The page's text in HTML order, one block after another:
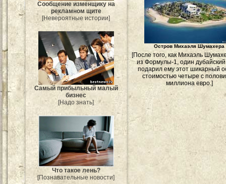
Сообщение изменщику на
рекламном щите
[Невероятные истории]
Самый прибыльный малый
бизнес
[Надо знать]
Что такое лень?
[Познавательные новости]
Остров Михаэля Шумахера
[После того, как Михаэль
из Формулы-1, один
подарил ему этот шикарный
стоимостью четыре с
миллиона евро.]